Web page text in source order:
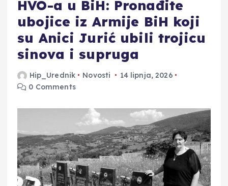
HVO-a u BiH: Pronađite
ubojice iz Armije BiH koji
su Anici Jurić ubili trojicu
sinova i supruga
Hip_Urednik Novosti
14 lipnja, 2026
0 Comments